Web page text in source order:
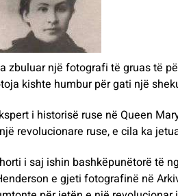
zbuluar një fotografi të gruas të
kishte humbur për gati një
i historisë ruse në Queen
revolucionare ruse, e cila ka
i saj ishin bashkëpunëtorë të
e gjeti fotografinë në